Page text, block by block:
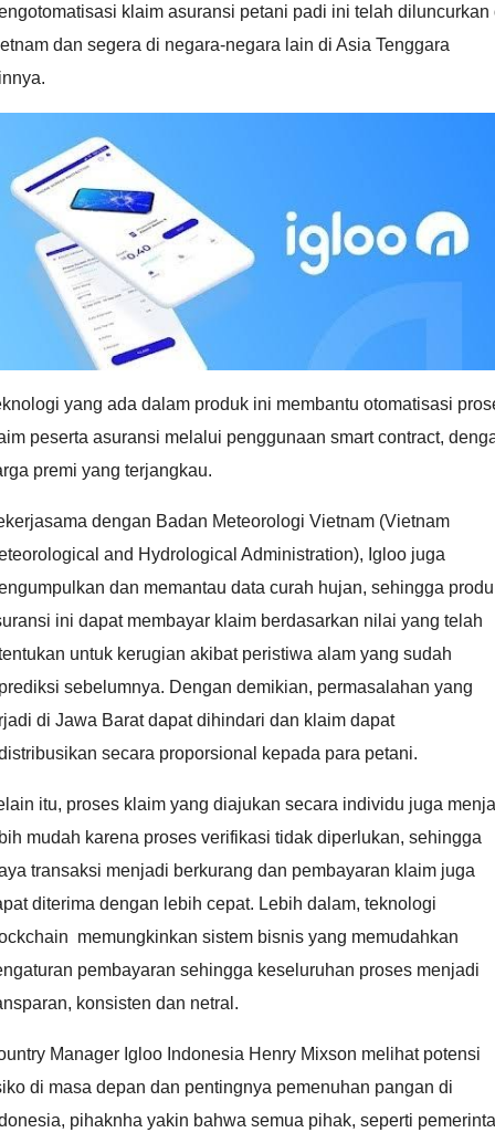
klaim asuransi petani padi ini telah diluncurkan
dan segera di negara-negara lain di Asia Tenggara
yang ada dalam produk ini membantu otomatisasi
peserta asuransi melalui penggunaan smart contract,
premi yang terjangkau.
dengan Badan Meteorologi Vietnam (Vietnam
and Hydrological Administration), Igloo juga
dan memantau data curah hujan, sehingga
ini dapat membayar klaim berdasarkan nilai yang telah
untuk kerugian akibat peristiwa alam yang sudah
sebelumnya. Dengan demikian, permasalahan yang
di Jawa Barat dapat dihindari dan klaim dapat
secara proporsional kepada para petani.
itu, proses klaim yang diajukan secara individu juga
mudah karena proses verifikasi tidak diperlukan, sehingga
transaksi menjadi berkurang dan pembayaran klaim juga
diterima dengan lebih cepat. Lebih dalam, teknologi
memungkinkan sistem bisnis yang memudahkan
pembayaran sehingga keseluruhan proses menjadi
konsisten dan netral.
Manager Igloo Indonesia Henry Mixson melihat potensi
di masa depan dan pentingnya pemenuhan pangan di
pihaknha yakin bahwa semua pihak, seperti